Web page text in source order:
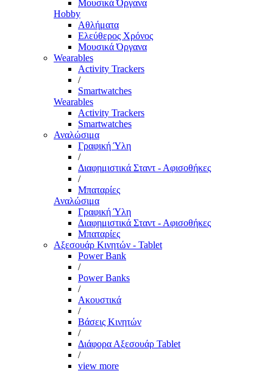
Μουσικά Όργανα
Hobby
Αθλήματα
Ελεύθερος Χρόνος
Μουσικά Όργανα
Wearables
Activity Trackers
/
Smartwatches
Wearables
Activity Trackers
Smartwatches
Αναλώσιμα
Γραφική Ύλη
/
Διαφημιστικά Σταντ - Αφισοθήκες
/
Μπαταρίες
Αναλώσιμα
Γραφική Ύλη
Διαφημιστικά Σταντ - Αφισοθήκες
Μπαταρίες
Αξεσουάρ Κινητών - Tablet
Power Bank
/
Power Banks
/
Ακουστικά
/
Βάσεις Κινητών
/
Διάφορα Αξεσουάρ Tablet
/
view more